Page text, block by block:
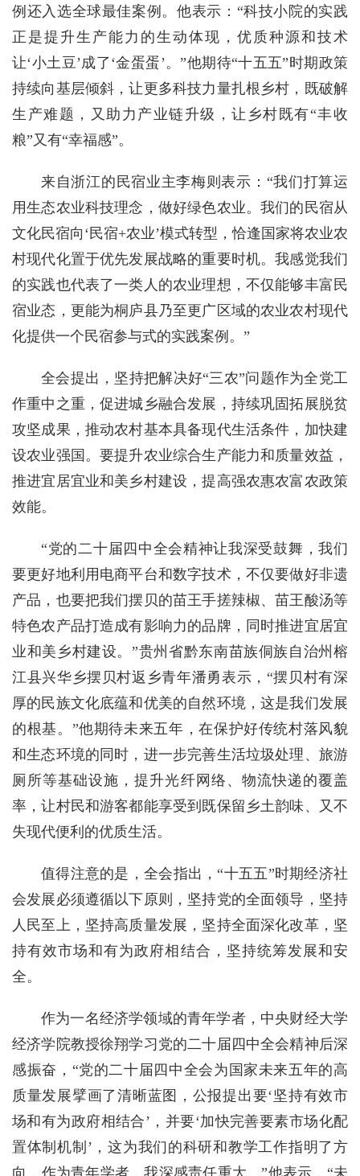
例还入选全球最佳案例。他表示：“科技小院的实践
正是提升生产能力的生动体现，优质种源和技术
让‘小土豆’成了‘金蛋蛋’。”他期待“十五五”时期政策
持续向基层倾斜，让更多科技力量扎根乡村，既破解
生产难题，又助力产业链升级，让乡村既有“丰收
粮”又有“幸福感”。
来自浙江的民宿业主李梅则表示：“我们打算运
用生态农业科技理念，做好绿色农业。我们的民宿从
文化民宿向‘民宿+农业’模式转型，恰逢国家将农业农
村现代化置于优先发展战略的重要时机。我感觉我们
的实践也代表了一类人的农业理想，不仅能够丰富民
宿业态，更能为桐庐县乃至更广区域的农业农村现代
化提供一个民宿参与式的实践案例。”
全会提出，坚持把解决好“三农”问题作为全党工
作重中之重，促进城乡融合发展，持续巩固拓展脱贫
攻坚成果，推动农村基本具备现代生活条件，加快建
设农业强国。要提升农业综合生产能力和质量效益，
推进宜居宜业和美乡村建设，提高强农惠农富农政策
效能。
“党的二十届四中全会精神让我深受鼓舞，我们
要更好地利用电商平台和数字技术，不仅要做好非遗
产品，也要把我们摆贝的苗王手搓辣椒、苗王酸汤等
特色农产品打造成有影响力的品牌，同时推进宜居宜
业和美乡村建设。”贵州省黔东南苗族侗族自治州榕
江县兴华乡摆贝村返乡青年潘勇表示，“摆贝村有深
厚的民族文化底蕴和优美的自然环境，这是我们发展
的根基。”他期待未来五年，在保护好传统村落风貌
和生态环境的同时，进一步完善生活垃圾处理、旅游
厕所等基础设施，提升光纤网络、物流快递的覆盖
率，让村民和游客都能享受到既保留乡土韵味、又不
失现代便利的优质生活。
值得注意的是，全会指出，“十五五”时期经济社
会发展必须遵循以下原则，坚持党的全面领导，坚持
人民至上，坚持高质量发展，坚持全面深化改革，坚
持有效市场和有为政府相结合，坚持统筹发展和安
全。
作为一名经济学领域的青年学者，中央财经大学
经济学院教授徐翔学习党的二十届四中全会精神后深
感振奋，“党的二十届四中全会为国家未来五年的高
质量发展擘画了清晰蓝图，公报提出要‘坚持有效市
场和有为政府相结合’，并要‘加快完善要素市场化配
置体制机制’，这为我们的科研和教学工作指明了方
向，作为青年学者，我深感责任重大。”他表示，“未